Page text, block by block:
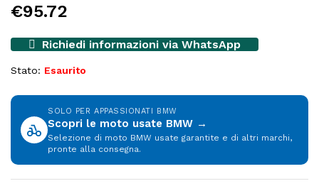
€95.72
Richiedi informazioni via WhatsApp
Stato: Esaurito
SOLO PER APPASSIONATI BMW
Scopri le moto usate BMW →
Selezione di moto BMW usate garantite e di altri marchi,
pronte alla consegna.